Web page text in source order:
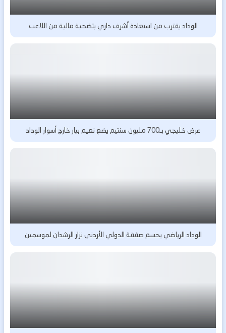
الوداد يقترب من استعادة أشرف داري بتضحية مالية من اللاعب
عرض خليجي بـ700 مليون سنتيم يضع نعيم بيار خارج أسوار الوداد
الوداد الرياضي يحسم صفقة الدولي الأردني نزار الرشدان لموسمين